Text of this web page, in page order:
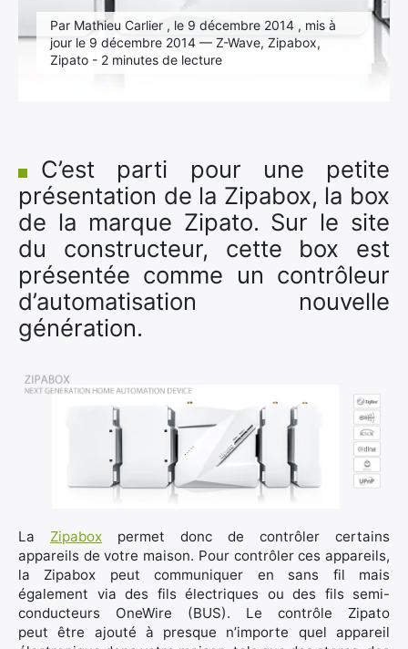
Par Mathieu Carlier , le 9 décembre 2014 , mis à
jour le 9 décembre 2014 — Z-Wave, Zipabox,
Zipato - 2 minutes de lecture
C’est parti pour une petite
présentation de la Zipabox, la box
de la marque Zipato. Sur le site
du constructeur, cette box est
présentée comme un contrôleur
d’automatisation nouvelle
génération.
La Zipabox permet donc de contrôler certains
appareils de votre maison. Pour contrôler ces appareils,
la Zipabox peut communiquer en sans fil mais
également via des fils électriques ou des fils semi-
conducteurs OneWire (BUS). Le contrôle Zipato
peut être ajouté à presque n’importe quel appareil